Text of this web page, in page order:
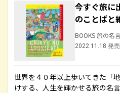
今すぐ旅に
のことばと
BOOKS 旅の名
2022.11.18 発売
世界を４０年以上歩いてきた「
けする、人生を輝かせる旅の名